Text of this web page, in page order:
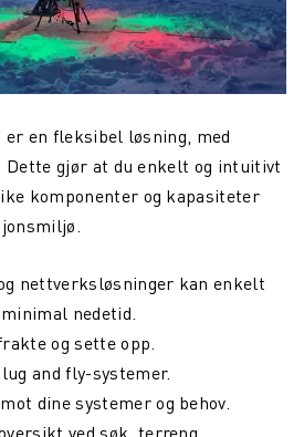
en fleksibel løsning, med
Dette gjør at du enkelt og intuitivt
komponenter og kapasiteter
nettverksløsninger kan enkelt
nedetid.
og sette opp.
and fly-systemer.
dine systemer og behov.